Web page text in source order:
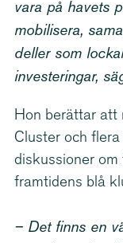
vara på havets
mobilisera,
deller som
investeringar,
Hon berättar att
Cluster och
diskussioner
framtidens blå
– Det finns en